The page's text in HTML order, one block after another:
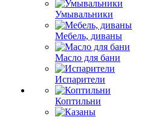
Умывальники
Мебель, диваны
Масло для бани
Испарители
Коптильни